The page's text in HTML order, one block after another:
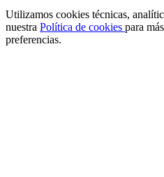
Utilizamos cookies técnicas,
nuestra Política de cookies para
preferencias.